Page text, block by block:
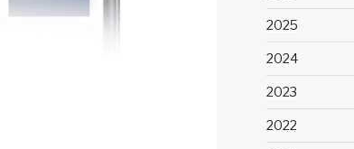
2025
2024
2023
2022